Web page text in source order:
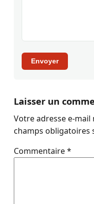
Envoyer
Laisser un
Votre adresse e-mail
champs obligatoires
Commentaire*